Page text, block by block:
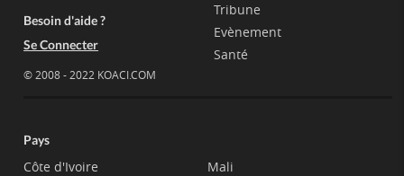
Besoin d'aide ?
Se Connecter
© 2008 - 2022 KOACI.COM
Tribune
Evènement
Santé
Pays
Côte d'Ivoire
Mali